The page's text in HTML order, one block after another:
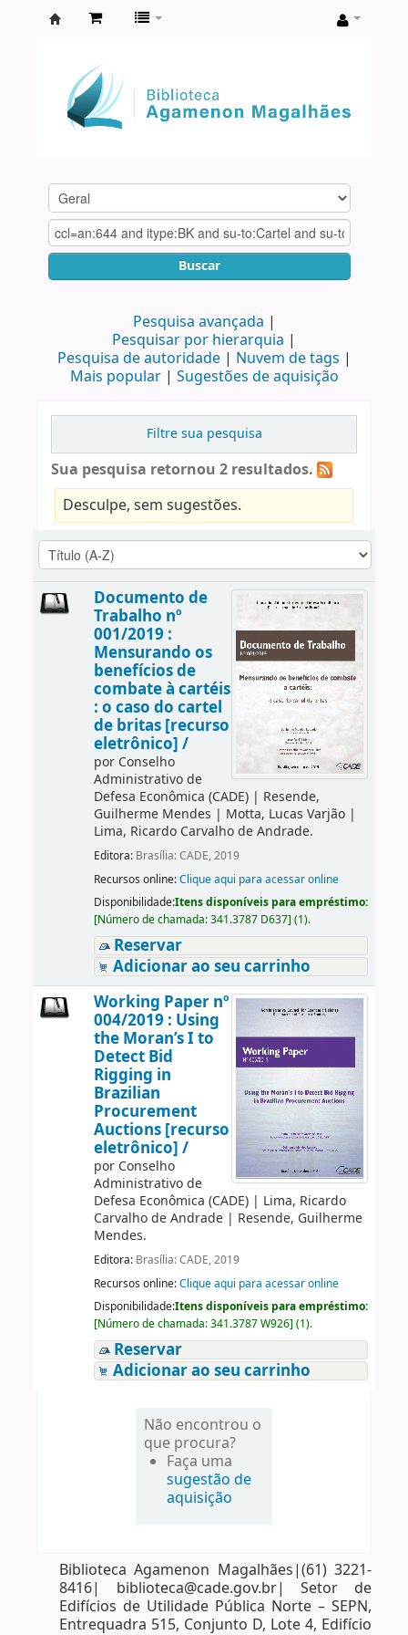
Agamenon
Magalhães
Buscar
Pesquisa avançada
Pesquisar por hierarquia
Pesquisa de autoridade
Nuvem de tags
Mais popular
Sugestões de aquisição
Filtre sua pesquisa
Sua pesquisa retornou 2 resultados.
Desculpe, sem sugestões.
Documento de
Trabalho nº
001/2019 :
Mensurando os
benefícios de
combate à cartéis
: o caso do cartel
de britas [recurso
eletrônico] /
por Conselho
Administrativo de
Defesa Econômica (CADE)| Resende,
Guilherme Mendes | Motta, Lucas Varjão|
Lima, Ricardo Carvalho de Andrade.
Editora: Brasília: CADE, 2019
Recursos online:Clique aqui para acessar online
Disponibilidade:Itens disponíveis para empréstimo:
[Número de chamada:341.3787 D637] (1).
Reservar
Adicionar ao seu carrinho
Working Paper nº
004/2019 : Using
the Moran’s I to
Detect Bid
Rigging in
Brazilian
Procurement
Auctions [recurso
eletrônico] /
por Conselho
Administrativo de
Defesa Econômica (CADE)| Lima, Ricardo
Carvalho de Andrade| Resende, Guilherme
Mendes.
Editora: Brasília: CADE, 2019
Recursos online:Clique aqui para acessar online
Disponibilidade:Itens disponíveis para empréstimo:
[Número de chamada:341.3787 W926] (1).
Reservar
Adicionar ao seu carrinho
Não encontrou o
que procura?
Faça uma
sugestão de
aquisição
Biblioteca Agamenon Magalhães|(61) 3221-
8416| biblioteca@cade.gov.br| Setor de
Edifícios de Utilidade Pública Norte – SEPN,
Entrequadra 515, Conjunto D, Lote 4, Edifício